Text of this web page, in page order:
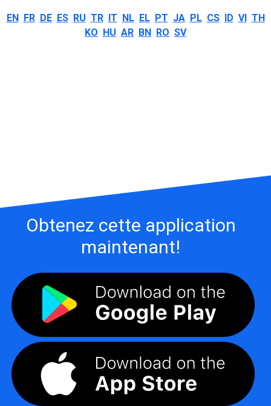
EN FR DE ES RU TR IT NL EL PT JA PL CS ID VI TH
KO HU AR BN RO SV
Obtenez cette application
maintenant!